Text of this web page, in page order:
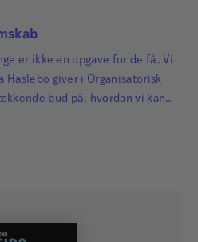
er ikke en opgave for de få. Vi
Haslebo giver i Organisatorisk
bud på, hvordan vi kan